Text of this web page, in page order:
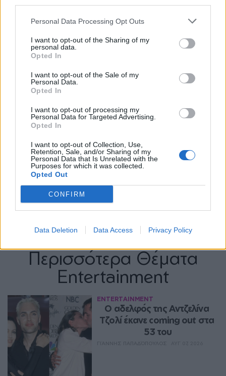
Personal Data Processing Opt Outs
I want to opt-out of the Sharing of my
personal data.
Opted In
I want to opt-out of the Sale of my
Personal Data.
Opted In
I want to opt-out of processing my
Personal Data for Targeted Advertising.
Opted In
I want to opt-out of Collection, Use,
Retention, Sale, and/or Sharing of my
Personal Data that Is Unrelated with the
Purposes for which it was collected.
Opted Out
CONFIRM
Data Deletion Data Access Privacy Policy
Περισσότερα Θέματα
Entertainment
ENTERTAINMENT
Ο αδελφός της Αντζελίνα
Τζολί έκανε coming out στα
53 του